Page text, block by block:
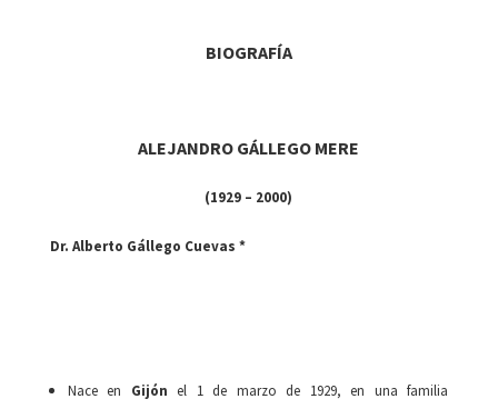
BIOGRAFÍA
ALEJANDRO GÁLLEGO MERE
(1929 – 2000)
Dr. Alberto Gállego Cuevas *
Nace en Gijón el 1 de marzo de 1929, en una familia